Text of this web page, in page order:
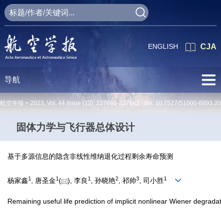
CJA
ENGLISH
导航
航空学报 > 2023, Vol. 44 Issue (12): 227662-227662 doi: 10.7527/S1000-
固体力学与飞行器总体设计
基于多源信息的隐含非线性维纳退化过程剩余寿命预测
杨家鑫1 , 唐圣金1( ), 李良 1 , 孙晓艳2, 祁帅3, 司小胜1
Remaining useful life prediction of implicit nonlinear Wiener